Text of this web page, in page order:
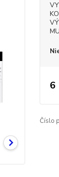
6
Číslo